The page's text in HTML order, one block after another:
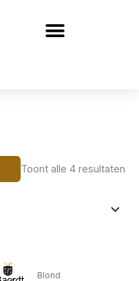
Toont alle 4 resultaten
Blond